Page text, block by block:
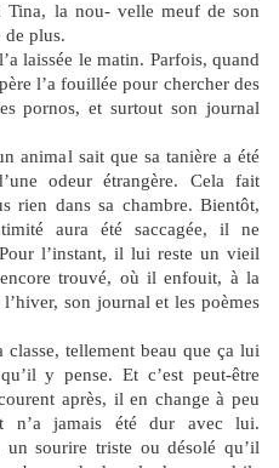
Tina, la nou- velle meuf de son
de plus.
laissée le matin. Parfois, quand
l’a fouillée pour chercher des
pornos, et surtout son journal
animal sait que sa tanière a été
odeur étrangère. Cela fait
rien dans sa chambre. Bientôt,
aura été saccagée, il ne
l’instant, il lui reste un vieil
trouvé, où il enfouit, à la
son journal et les poèmes
classe, tellement beau que ça lui
y pense. Et c’est peut-être
après, il en change à peu
n’a jamais été dur avec lui.
un sourire triste ou désolé qu’il